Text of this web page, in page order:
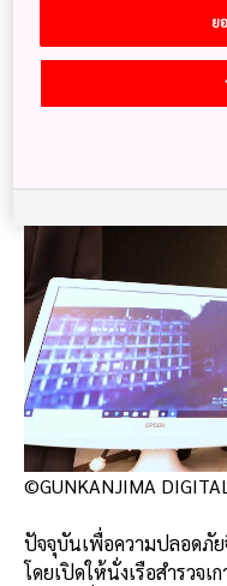
แต่ทางญี่ปุ่นก็ได้นำเสนอ
ประวัติศาสตร์ยุคการปฏิ
มรดกโลกทางวัฒนธรรม
เรื่อง
©GUNKANJIMA
ปัจจุบันเพื่อความปลอดภัย
โดยเปิดให้นั่งเรือสำรวจเ
ย